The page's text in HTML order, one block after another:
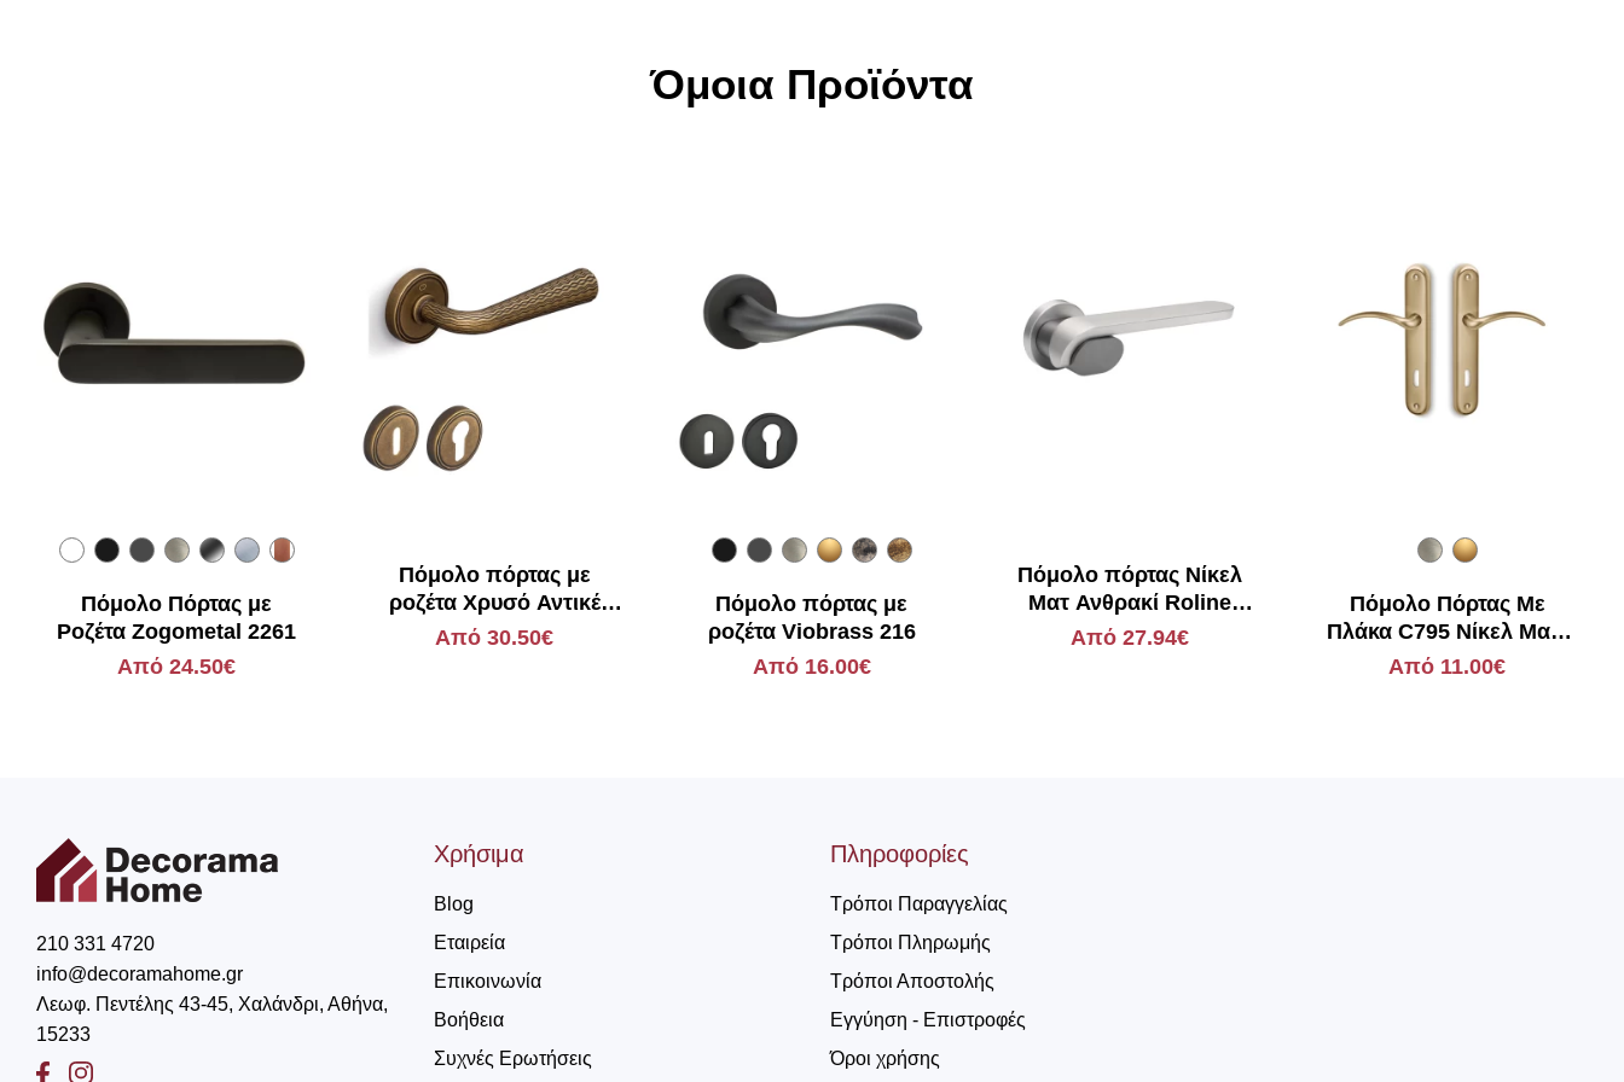
Όμοια Προϊόντα
Πόμολο Πόρτας με
Ροζέτα Zogometal 2261
Από 24.50€
Πόμολο πόρτας με
ροζέτα Χρυσό Αντικέ
Viobrass LINA
Από 30.50€
Πόμολο πόρτας με
ροζέτα Viobrass 216
Από 16.00€
Πόμολο πόρτας Νίκελ
Ματ Ανθρακί Roline
K800-03
Από 27.94€
Πόμολο Πόρτας Με
Πλάκα C795 Νίκελ Ματ-
Χρώμιο
Από 11.00€
210 331 4720
info@decoramahome.gr
Λεωφ. Πεντέλης 43-45, Χαλάνδρι, Αθήνα,
15233
FacebookInstagram
Χρήσιμα
Blog
Εταιρεία
Επικοινωνία
Βοήθεια
Συχνές Ερωτήσεις
Πληροφορίες
Τρόποι Παραγγελίας
Τρόποι Πληρωμής
Τρόποι Αποστολής
Εγγύηση - Επιστροφές
Όροι χρήσης